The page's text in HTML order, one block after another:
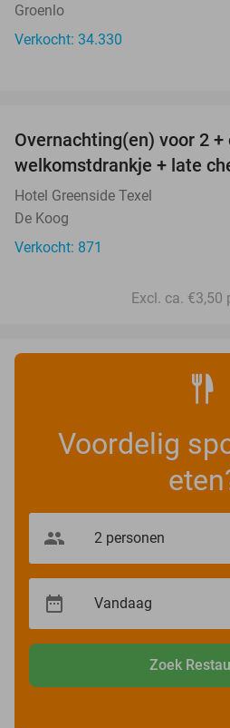
Groenlo
Verkocht: 34.330
Overnachting(en) voor 2
welkomstdrankje + late
Hotel Greenside Texel
De Koog
Verkocht: 871
Excl. ca. €3,50
Voordelig
Zoek